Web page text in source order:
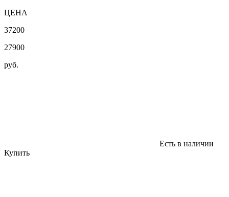
ЦЕНА
37200
27900
руб.
Есть в наличии
Купить